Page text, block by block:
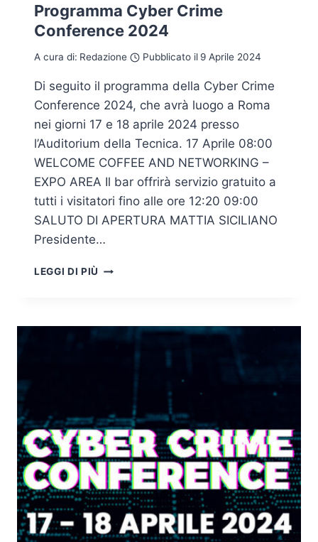
Programma Cyber Crime
Conference 2024
A cura di: Redazione Pubblicato il 9 Aprile 2024
Di seguito il programma della Cyber Crime
Conference 2024, che avrà luogo a Roma
nei giorni 17 e 18 aprile 2024 presso
l’Auditorium della Tecnica. 17 Aprile 08:00
WELCOME COFFEE AND NETWORKING –
EXPO AREA Il bar offrirà servizio gratuito a
tutti i visitatori fino alle ore 12:20 09:00
SALUTO DI APERTURA MATTIA SICILIANO
Presidente…
LEGGI DI PIÙ PROGRAMMA
2024